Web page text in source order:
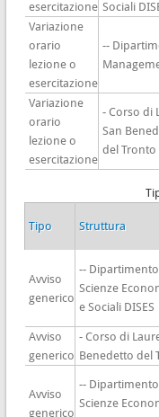
esercitazione Sociali
Variazione
orario
lezione o
esercitazione
--
Variazione
orario
lezione o
esercitazione
- Corso di
San
del Tronto
Tipo Struttura
Avviso
generico
--
Scienze
e Sociali DISES
Avviso
generico
- Corso di
Benedetto del
Avviso
generico
--
Scienze